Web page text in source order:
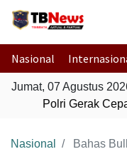
Nasional
Jumat, 07 Agustus
Polri Gerak
Nasional Bahas Bullying,